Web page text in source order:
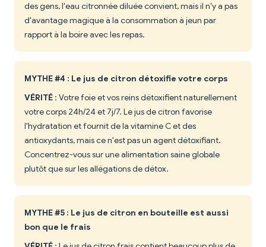
des gens, l'eau citronnée diluée convient, mais il n'y a pas
d'avantage magique à la consommation à jeun par
rapport à la boire avec les repas.
MYTHE #4 : Le jus de citron détoxifie votre corps
VÉRITÉ : Votre foie et vos reins détoxifient naturellement
votre corps 24h/24 et 7j/7. Le jus de citron favorise
l'hydratation et fournit de la vitamine C et des
antioxydants, mais ce n'est pas un agent détoxifiant.
Concentrez-vous sur une alimentation saine globale
plutôt que sur les allégations de détox.
MYTHE #5 : Le jus de citron en bouteille est aussi
bon que le frais